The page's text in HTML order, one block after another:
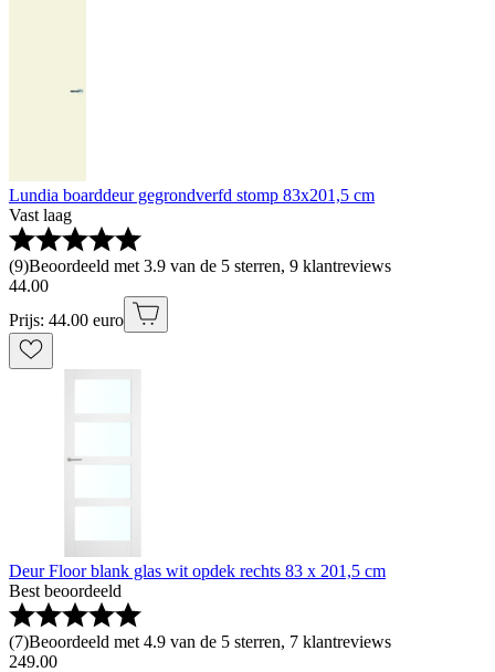
Lundia boarddeur gegrondverfd stomp 83x201,5 cm
Vast laag
(9)Beoordeeld met 3.9 van de 5 sterren, 9 klantreviews
44.00
Prijs: 44.00 euro
Deur Floor blank glas wit opdek rechts 83 x 201,5 cm
Best beoordeeld
(7)Beoordeeld met 4.9 van de 5 sterren, 7 klantreviews
249.00